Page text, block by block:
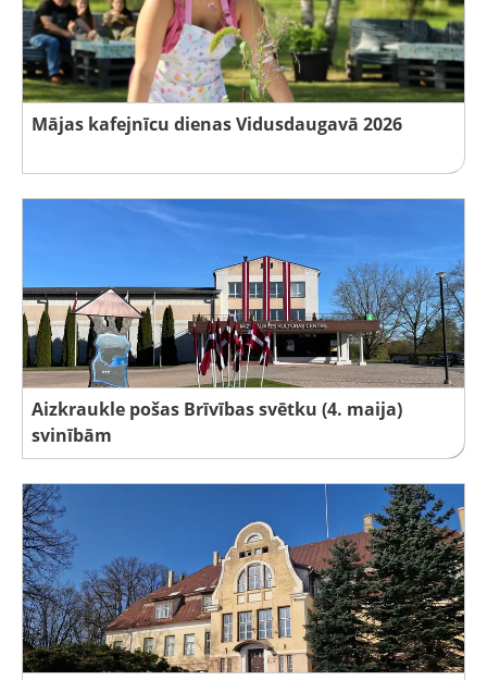
Mājas kafejnīcu dienas Vidusdaugavā 2026
Aizkraukle pošas Brīvības svētku (4. maija)
svinībām